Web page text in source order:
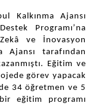
Kalkınma Ajansı
Programı’na
ve İnovasyon
Ajansı tarafından
Eğitim ve
görev yapacak
34 öğretmen ve 5
eğitim programı